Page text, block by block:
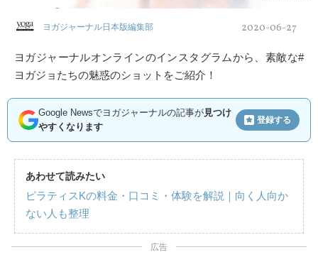
ヨガジャーナル日本版編集部 2020-06-27
ヨガジャーナルオンラインのインスタグラムから、素敵な#
ヨガジョたちの魅惑のショットをご紹介！
Google Newsでヨガジャーナルの記事が見つけ
やすくなります
登録する
あわせて読みたい
ピラティスKの料金・口コミ・体験を解説｜向く人向か
ない人も整理
広告